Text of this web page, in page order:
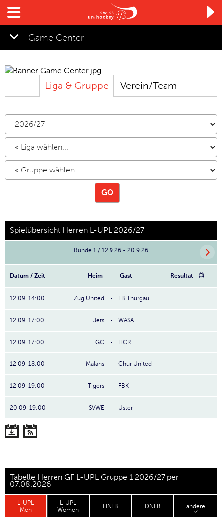

Game-Center
Liga & Gruppe Verein/Team
Spielübersicht Herren L-UPL 2026/27
Runde 1 / 12.9.26 - 20.9.26
Datum / Zeit Heim - Gast Resultat 📺
12.09. 14:00 Zug United - FB Thurgau
12.09. 17:00 Jets - WASA
12.09. 17:00 GC - HCR
12.09. 18:00 Malans - Chur United
12.09. 19:00 Tigers - FBK
20.09. 19:00 SVWE - Uster
Tabelle Herren GF L-UPL Gruppe 1 2026/27 per
07.08.2026
L-UPL
Men
L-UPL
Women
HNLB DNLB andere